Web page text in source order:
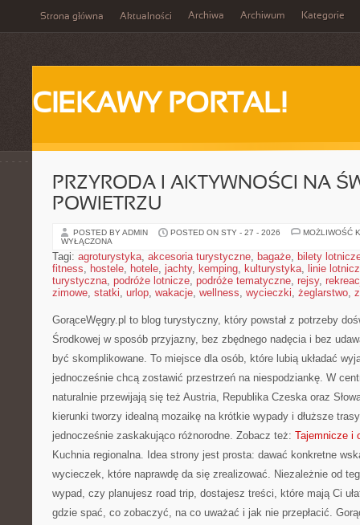
Strona główna Aktualności Archiwa Archiwum Kategorie
CIEKAWY PORTAL!
PRZYRODA I AKTYWNOŚCI NA
POWIETRZU
POSTED BY ADMIN POSTED ON STY - 27 - 2026
MOŻLIWOŚĆ
WYŁĄCZONA
Tagi: agroturystyka, akcesoria turystyczne, bagaże, bilety
fitness, hostele, hotele, jachty, kemping, kulturystyka, linie
turystyczna, podróże lotnicze, podróże tematyczne, rejsy,
zimowe, statki, urlop, wakacje, wellness, wycieczki, żeglarstwo,
GorąceWęgry.pl to blog turystyczny, który powstał z potrzeby
Środkowej w sposób przyjazny, bez zbędnego nadęcia i bez
być skomplikowane. To miejsce dla osób, które lubią układać
jednocześnie chcą zostawić przestrzeń na niespodziankę. W
naturalnie przewijają się też Austria, Republika Czeska oraz
kierunki tworzy idealną mozaikę na krótkie wypady i dłuższe
jednocześnie zaskakująco różnorodne. Zobacz też: Tajemnicze i
Kuchnia regionalna. Idea strony jest prosta: dawać konkretne
wycieczek, które naprawdę da się zrealizować. Niezależnie od
wypad, czy planujesz road trip, dostajesz treści, które mają Ci
gdzie spać, co zobaczyć, na co uważać i jak nie przepłacić.